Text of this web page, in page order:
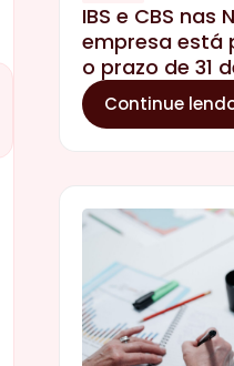
IBS e CBS nas
empresa está
o prazo de 31
Continue